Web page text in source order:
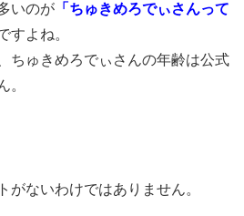
いのが 「ちゅきめろでぃさんって
すよね。
ちゅきめろでぃさんの年齢は公式
。
がないわけではありません。